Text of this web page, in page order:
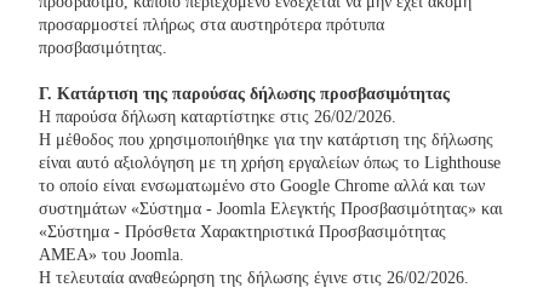
προσαρμοστεί πλήρως στα αυστηρότερα πρότυπα
προσβασιμότητας.
Γ. Κατάρτιση της παρούσας δήλωσης προσβασιμότητας
Η παρούσα δήλωση καταρτίστηκε στις 26/02/2026.
Η μέθοδος που χρησιμοποιήθηκε για την κατάρτιση της δήλωσης
είναι αυτό αξιολόγηση με τη χρήση εργαλείων όπως το Lighthouse
το οποίο είναι ενσωματωμένο στο Google Chrome αλλά και των
συστημάτων «Σύστημα - Joomla Ελεγκτής Προσβασιμότητας» και
«Σύστημα - Πρόσθετα Χαρακτηριστικά Προσβασιμότητας
ΑΜΕΑ» του Joomla.
Η τελευταία αναθεώρηση της δήλωσης έγινε στις 26/02/2026.